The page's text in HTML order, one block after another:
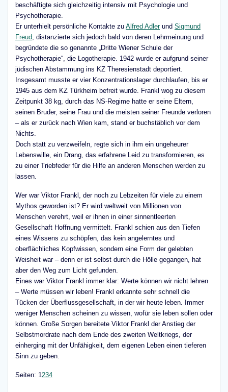
beschäftigte sich gleichzeitig intensiv mit Psychologie und
Psychotherapie.
Er unterhielt persönliche Kontakte zu Alfred Adlerund Sigmund
Freud , distanzierte sich jedoch bald von deren Lehrmeinung und
begründete die so genannte „Dritte Wiener Schule der
Psychotherapie“, die Logotherapie. 1942 wurde er aufgrund seiner
jüdischen Abstammung ins KZ Theresienstadt deportiert.
Insgesamt musste er vier Konzentrationslager durchlaufen, bis er
1945 aus dem KZ Türkheim befreit wurde. Frankl wog zu diesem
Zeitpunkt 38 kg, durch das NS-Regime hatte er seine Eltern,
seinen Bruder, seine Frau und die meisten seiner Freunde verloren
– als er zurück nach Wien kam, stand er buchstäblich vor dem
Nichts.
Doch statt zu verzweifeln, regte sich in ihm ein ungeheurer
Lebenswille, ein Drang, das erfahrene Leid zu transformieren, es
zu einer Triebfeder für die Hilfe an anderen Menschen werden zu
lassen.
Wer war Viktor Frankl, der noch zu Lebzeiten für viele zu einem
Mythos geworden ist? Er wird weltweit von Millionen von
Menschen verehrt, weil er ihnen in einer sinnentleerten
Gesellschaft Hoffnung vermittelt. Frankl schien aus den Tiefen
eines Wissens zu schöpfen, das kein angelerntes und
oberflächliches Kopfwissen, sondern eine Form der gelebten
Weisheit war – denn er ist selbst durch die Hölle gegangen, hat
aber den Weg zum Licht gefunden.
Eines war Viktor Frankl immer klar: Werte können wir nicht lehren
– Werte müssen wir leben! Frankl erkannte sehr schnell die
Tücken der Überflussgesellschaft, in der wir heute leben. Immer
weniger Menschen scheinen zu wissen, wofür sie leben sollen oder
können. Große Sorgen bereitete Viktor Frankl der Anstieg der
Selbstmordrate nach dem Ende des zweiten Weltkriegs, der
einherging mit der Unfähigkeit, dem eigenen Leben einen tieferen
Sinn zu geben.
Seiten: Seite
1 ,
Seite
2,
Seite
3,
Seite
4